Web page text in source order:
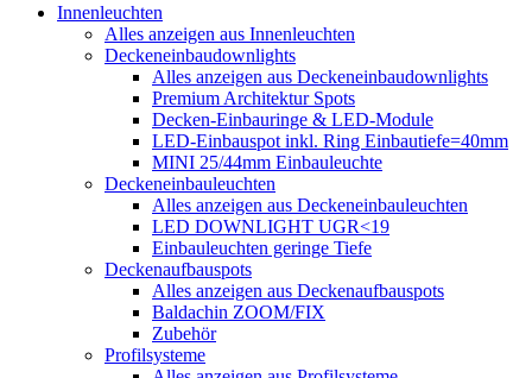
Innenleuchten
Alles anzeigen aus Innenleuchten
Deckeneinbaudownlights
Alles anzeigen aus Deckeneinbaudownlights
Premium Architektur Spots
Decken-Einbauringe & LED-Module
LED-Einbauspot inkl. Ring Einbautiefe=40mm
MINI 25/44mm Einbauleuchte
Deckeneinbauleuchten
Alles anzeigen aus Deckeneinbauleuchten
LED DOWNLIGHT UGR<19
Einbauleuchten geringe Tiefe
Deckenaufbauspots
Alles anzeigen aus Deckenaufbauspots
Baldachin ZOOM/FIX
Zubehör
Profilsysteme